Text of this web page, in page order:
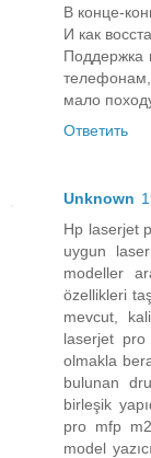
В конце-
И как
Поддержка
мало
Ответить
Unknown
Hp laserjet
uygun
modeller
özellikleri
mevcut,
laserjet pro
olmakla
bulunan
birleşik
pro mfp
model